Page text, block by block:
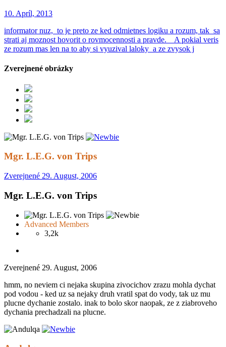
10. Apríl, 2013
informator nuz, to je preto ze ked odmietnes logiku a rozum, tak sa
strati aj moznost hovorit o rovmocennosti a pravde. A pokial veris
ze rozum mas len na to aby si vyuzival laloky a ze zvysok j
Zverejnené obrázky
Mgr. L.E.G. von Trips
Zverejnené 29. August, 2006
Mgr. L.E.G. von Trips
Advanced Members
3,2k
Zverejnené 29. August, 2006
hmm, no neviem ci nejaka skupina zivocichov zrazu mohla dychat
pod vodou - ked uz sa nejaky druh vratil spat do vody, tak uz mu
plucne dychanie zostalo. inak to bolo skor naopak, ze z ziabroveho
dychania prechadzali na plucne.